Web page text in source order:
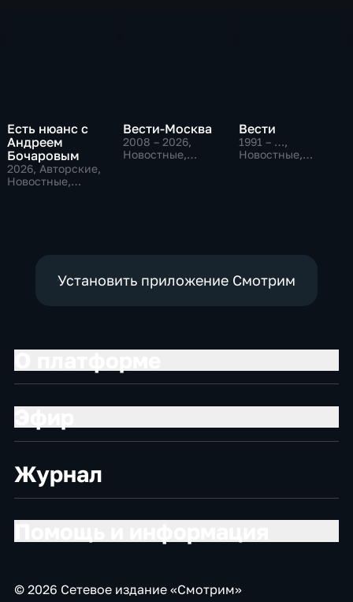
Есть нюанс с
Андреем
Бочаровым
2026, Авторские,
Новостные,
Вести-Москва
2008 – 2026,
Новостные,
Вести
1991 – …,
Новостные,
Установить приложение Смотрим
Журнал
© 2026 Сетевое издание «Смотрим»